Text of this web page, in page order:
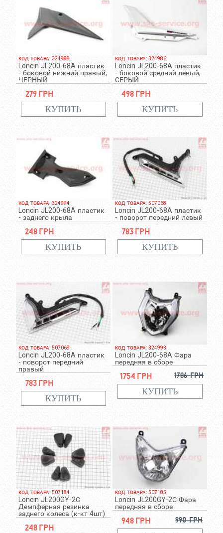
КОД ТОВАРА: 324988
Loncin JL200-68A пластик
- боковой нижний правый,
ЧЕРНЫЙ
279 грн
КОД ТОВАРА: 324986
Loncin JL200-68A пластик
- боковой средний левый,
СЕРЫЙ
498 грн
КОД ТОВАРА: 324994
Loncin JL200-68A пластик
- заднего крыла
248 грн
КОД ТОВАРА: 507068
Loncin JL200-68A пластик
- поворот передний левый
783 грн
КОД ТОВАРА: 507069
Loncin JL200-68A пластик
- поворот передний
правый
783 грн
КОД ТОВАРА: 324993
Loncin JL200-68A Фара
передняя в сборе
1754 грн 1786 грн
КОД ТОВАРА: 507184
Loncin JL200GY-2С
Демпферная резинка
заднего колеса (к-кт 4шт)
248 грн
КОД ТОВАРА: 507185
Loncin JL200GY-2С Фара
передняя в сборе
948 грн 990 грн